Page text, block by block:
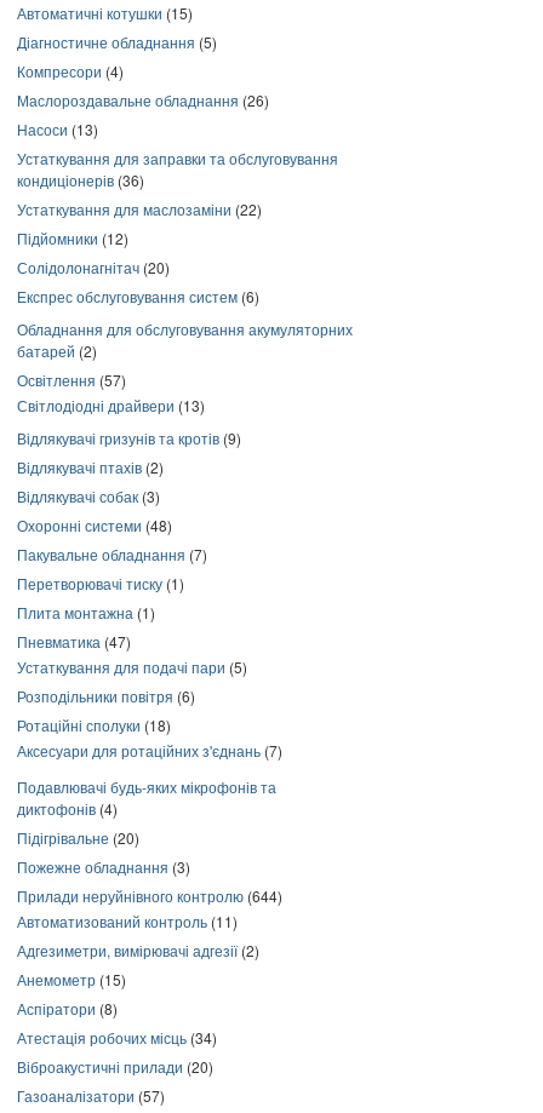
Автоматичні котушки (15)
Діагностичне обладнання (5)
Компресори (4)
Маслороздавальне обладнання (26)
Насоси (13)
Устаткування для заправки та обслуговування
кондиціонерів (36)
Устаткування для маслозаміни (22)
Підйомники (12)
Солідолонагнітач (20)
Експрес обслуговування систем (6)
Обладнання для обслуговування акумуляторних
батарей (2)
Освітлення (57)
Світлодіодні драйвери (13)
Відлякувачі гризунів та кротів (9)
Відлякувачі птахів (2)
Відлякувачі собак (3)
Охоронні системи (48)
Пакувальне обладнання (7)
Перетворювачі тиску (1)
Плита монтажна (1)
Пневматика (47)
Устаткування для подачі пари (5)
Розподільники повітря (6)
Ротаційні сполуки (18)
Аксесуари для ротаційних з'єднань (7)
Подавлювачі будь-яких мікрофонів та
диктофонів (4)
Підігрівальне (20)
Пожежне обладнання (3)
Прилади неруйнівного контролю (644)
Автоматизований контроль (11)
Адгезиметри, вимірювачі адгезії(2)
Анемометр (15)
Аспіратори (8)
Атестація робочих місць (34)
Віброакустичні прилади (20)
Газоаналізатори (57)